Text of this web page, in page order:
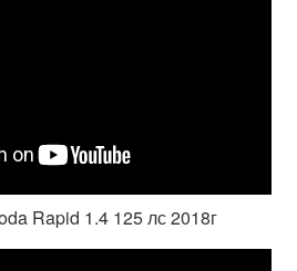
Rapid 1.4 125 лс 2018г